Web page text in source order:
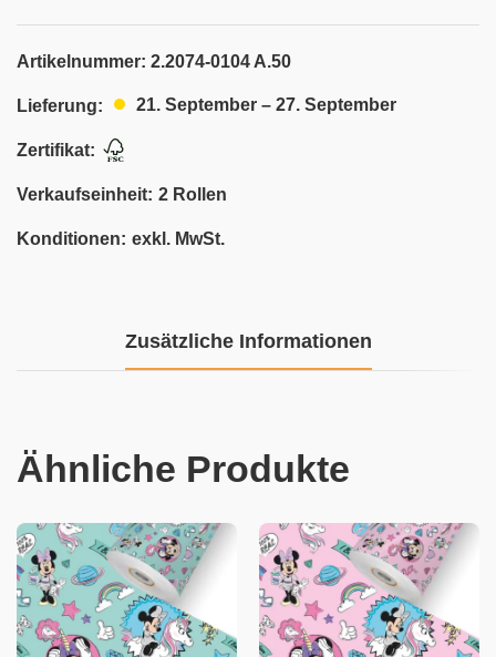
Artikelnummer: 2.2074-0104 A.50
Lieferung: 21. September – 27. September
Zertifikat:
Verkaufseinheit: 2 Rollen
Konditionen: exkl. MwSt.
Zusätzliche Informationen
Ähnliche Produkte